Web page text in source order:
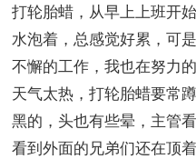
打轮胎蜡，从早上上班开
水泡着，总感觉好累，可
不懈的工作，我也在努力
天气太热，打轮胎蜡要常
黑的，头也有些晕，主管
看到外面的兄弟们还在顶